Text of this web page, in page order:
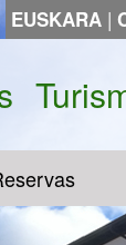
EUSKARA |